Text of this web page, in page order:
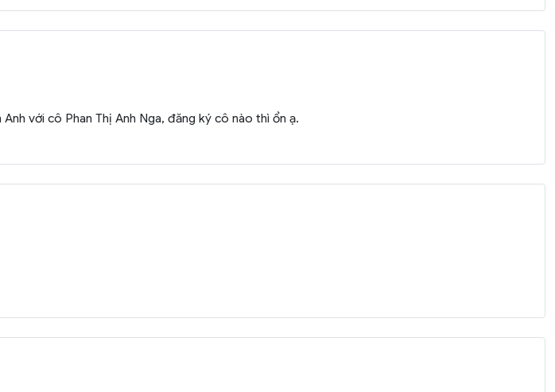
với cô Phan Thị Anh Nga, đăng ký cô nào thì ổn ạ.